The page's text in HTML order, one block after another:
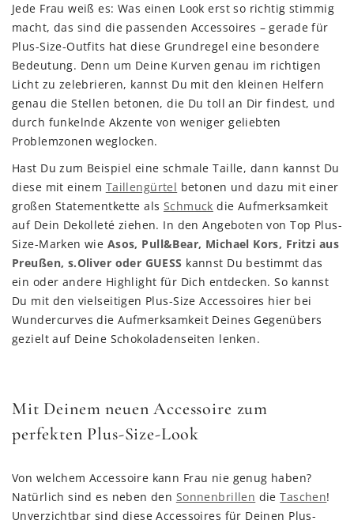
Jede Frau weiß es: Was einen Look erst so richtig stimmig
macht, das sind die passenden Accessoires – gerade für
Plus-Size-Outfits hat diese Grundregel eine besondere
Bedeutung. Denn um Deine Kurven genau im richtigen
Licht zu zelebrieren, kannst Du mit den kleinen Helfern
genau die Stellen betonen, die Du toll an Dir findest, und
durch funkelnde Akzente von weniger geliebten
Problemzonen weglocken.
Hast Du zum Beispiel eine schmale Taille, dann kannst Du
diese mit einem Taillengürtel betonen und dazu mit einer
großen Statementkette als Schmuck die Aufmerksamkeit
auf Dein Dekolleté ziehen. In den Angeboten von Top Plus-
Size-Marken wie Asos, Pull&Bear, Michael Kors, Fritzi aus
Preußen, s.Oliver oder GUESS kannst Du bestimmt das
ein oder andere Highlight für Dich entdecken. So kannst
Du mit den vielseitigen Plus-Size Accessoires hier bei
Wundercurves die Aufmerksamkeit Deines Gegenübers
gezielt auf Deine Schokoladenseiten lenken.
Mit Deinem neuen Accessoire zum
perfekten Plus-Size-Look
Von welchem Accessoire kann Frau nie genug haben?
Natürlich sind es neben den Sonnenbrillen dieTaschen!
Unverzichtbar sind diese Accessoires für Deinen Plus-